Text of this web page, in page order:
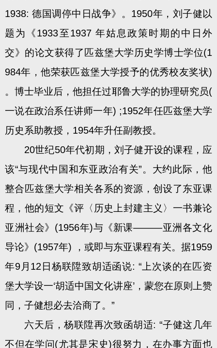
1938: 德国调停中日战争》。1950年，刘子健以
题为《1933至1937 年姑息政策时期的中日外
交》的论文获得了匹兹堡大学历史学博士学位(1
984年，他荣获匹兹堡大学授予的优秀校友奖状)
。博士毕业后，他担任过耶鲁大学的协理研究员(
一说在政治系任讲师一年) ;1952年任匹兹堡大学
历史系助教授，1954年升任副教授。
20世纪50年代初期，刘子健开设的课程，应
该“与现代中国和东亚政治有关”。大约此际，他
整合匹兹堡大学相关各系的资源，创设了东亚课
程，他的短文《评〈历史上封建主义〉一书兼论
亚洲社会》(1956年)与《新课———亚洲各文化
导论》(1957年) ，或即与东亚课程有关。据1959
年9月12日杨联陞致胡适函说: “上次谈的在匹资
堡大学设一‘胡适中国文化讲座’，蒙您在原则上赞
同，子健想必去洽商了。”
六天后，杨联陞再次致函胡适: “子健这几年
不但在学问(尤其是宋史)很努力，在办事方面也